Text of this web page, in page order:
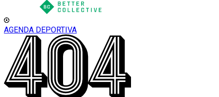
AGENDA DEPORTIVA